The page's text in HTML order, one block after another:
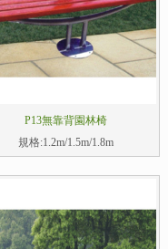
P13無靠背園林椅
規格:1.2m/1.5m/1.8m